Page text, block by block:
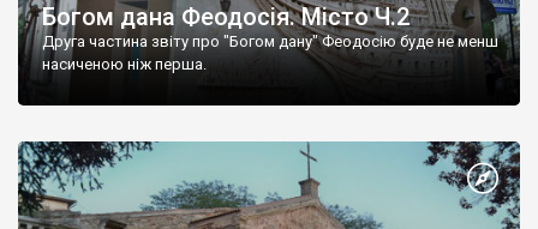
Богом дана Феодосія. Місто Ч.2
Друга частина звіту про "Богом дану" Феодосію буде не менш
насиченою ніж перша.